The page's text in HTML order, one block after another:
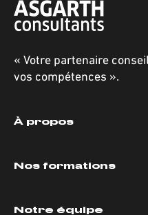
« Votre partenaire
vos compétences ».
À propos
Nos formations
Notre équipe